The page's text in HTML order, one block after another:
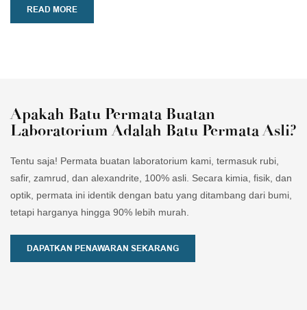
READ MORE
Apakah Batu Permata Buatan
Laboratorium Adalah Batu Permata Asli?
Tentu saja! Permata buatan laboratorium kami, termasuk rubi,
safir, zamrud, dan alexandrite, 100% asli. Secara kimia, fisik, dan
optik, permata ini identik dengan batu yang ditambang dari bumi,
tetapi harganya hingga 90% lebih murah.
DAPATKAN PENAWARAN SEKARANG